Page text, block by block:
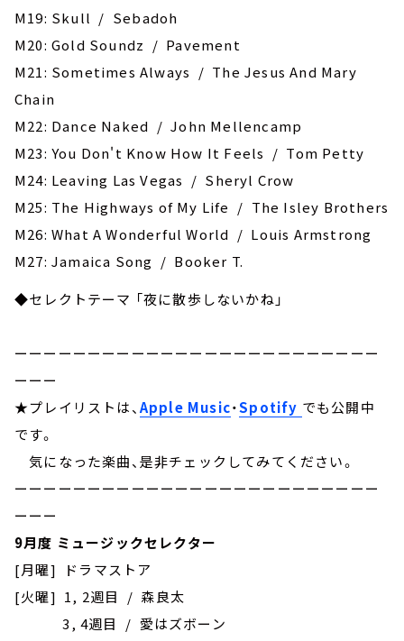
M19: Skull / Sebadoh
M20: Gold Soundz / Pavement
M21: Sometimes Always / The Jesus And Mary
Chain
M22: Dance Naked / John Mellencamp
M23: You Don't Know How It Feels / Tom Petty
M24: Leaving Las Vegas / Sheryl Crow
M25: The Highways of My Life / The Isley Brothers
M26: What A Wonderful World / Louis Armstrong
M27: Jamaica Song / Booker T.
◆セレクトテーマ 「夜に散歩しないかね」
ーーーーーーーーーーーーーーーーーーーーーーーーー
ーーー
★プレイリストは、Apple Music・Spotify でも公開中
です。
気になった楽曲、是非チェックしてみてください。
ーーーーーーーーーーーーーーーーーーーーーーーーー
ーーー
9月度 ミュージックセレクター
[月曜] ドラマストア
[火曜] 1, 2週目 / 森良太
3, 4週目 / 愛はズボーン